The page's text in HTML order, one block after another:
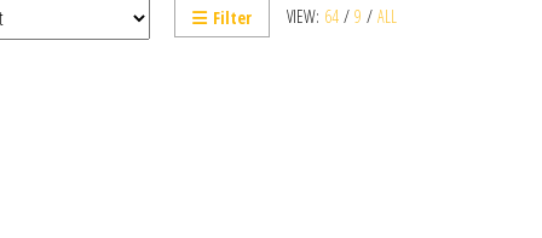
VIEW: 64 / 9 / ALL
Filter